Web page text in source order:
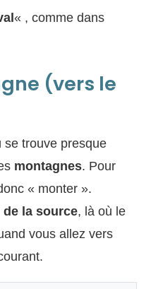
« , comme dans
(vers le
se trouve presque
montagnes. Pour
« monter ».
la source, là où le
vous allez vers